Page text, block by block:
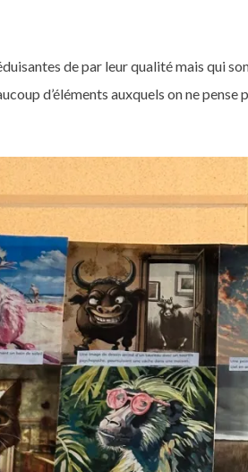
de par leur qualité mais qui
d’éléments auxquels on ne